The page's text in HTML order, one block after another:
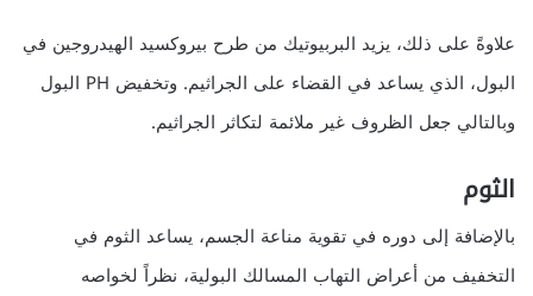
علاوةً على ذلك، يزيد البربيوتيك من طرح بيروكسيد الهيدروجين في
البول، الذي يساعد في القضاء على الجراثيم. وتخفيض PH البول
وبالتالي جعل الظروف غير ملائمة لتكاثر الجراثيم.
الثوم
بالإضافة إلى دوره في تقوية مناعة الجسم، يساعد الثوم في
التخفيف من أعراض التهاب المسالك البولية، نظراً لخواصه